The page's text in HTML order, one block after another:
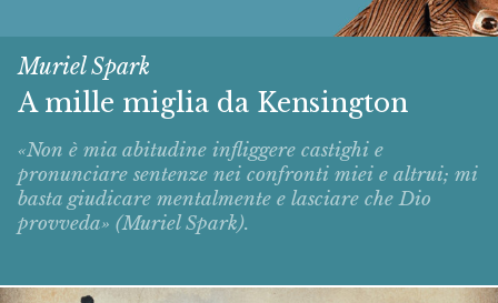
Muriel Spark
A mille miglia da Kensington
«Non è mia abitudine infliggere castighi e
pronunciare sentenze nei confronti miei e altrui; mi
basta giudicare mentalmente e lasciare che Dio
provveda» (Muriel Spark).